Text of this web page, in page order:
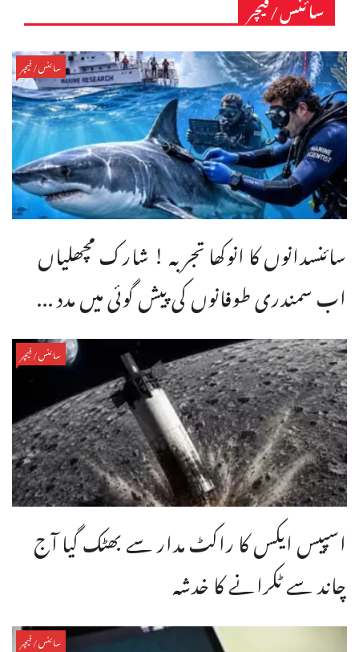
سائنس/فیچر
سائنس/فیچر
سائنسدانوں کا انوکھا تجربہ ! شارک مچھلیاں
اب سمندری طوفانوں کی پیش گوئی میں مدد ...
سائنس/فیچر
اسپیس ایکس کا راکٹ مدار سے بھٹک گیا آج
چاند سے ٹکرانے کا خدشہ
سائنس/فیچر